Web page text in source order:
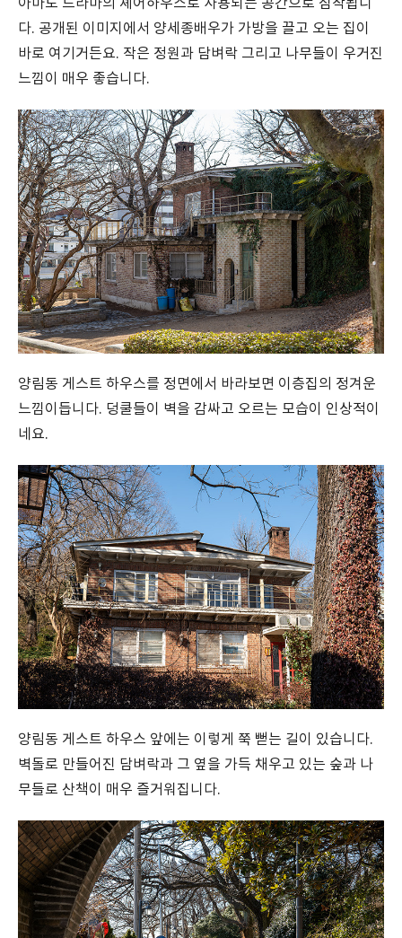
아마도 드라마의 셰어하우스로 사용되는 공간으로 짐작됩니
다. 공개된 이미지에서 양세종배우가 가방을 끌고 오는 집이
바로 여기거든요. 작은 정원과 담벼락 그리고 나무들이 우거진
느낌이 매우 좋습니다.
양림동 게스트 하우스를 정면에서 바라보면 이층집의 정겨운
느낌이듭니다. 덩쿨들이 벽을 감싸고 오르는 모습이 인상적이
네요.
양림동 게스트 하우스 앞에는 이렇게 쭉 뻗는 길이 있습니다.
벽돌로 만들어진 담벼락과 그 옆을 가득 채우고 있는 숲과 나
무들로 산책이 매우 즐거워집니다.